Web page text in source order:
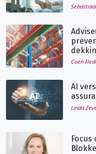
Coen
AI
Linda